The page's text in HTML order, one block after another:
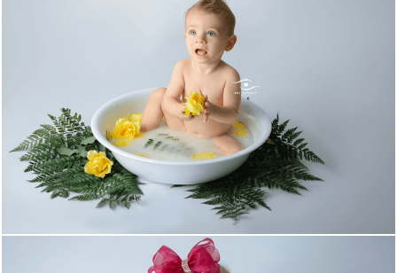
1728 0